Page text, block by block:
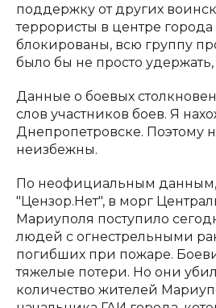
поддержку от других
террористы в центре
блокированы, всю группу
было бы не просто
Данные о боевых
слов участников боев. Я
Днепропетровске. Поэтому
неизбежны.
По неофициальным данным,
"Цензор.Нет", в морг
Мариуполя поступило
людей с огнестрельными
погибших при пожаре.
тяжелые потери. Но они
количество жителей